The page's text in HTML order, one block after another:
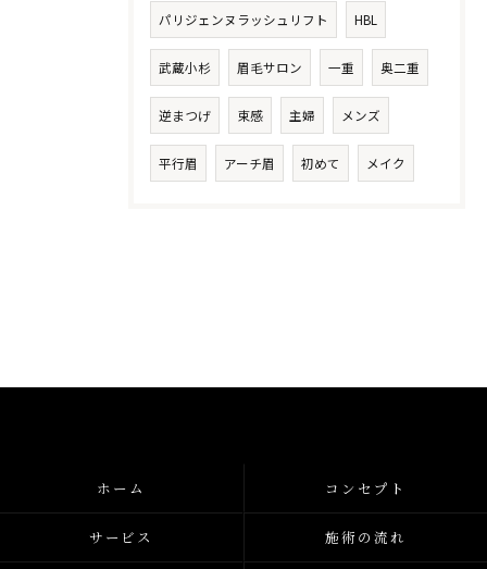
パリジェンヌラッシュリフト HBL
武蔵小杉 眉毛サロン 一重 奥二重
逆まつげ 束感 主婦 メンズ
平行眉 アーチ眉 初めて メイク
ホーム コンセプト
サービス 施術の流れ